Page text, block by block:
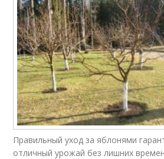
Правильный уход за яблонями
отличный урожай без лишних